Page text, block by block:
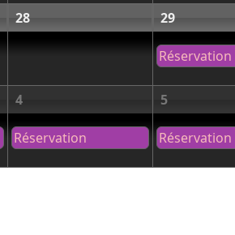
28 29
Réservation
4
Réservation
5
Réservation